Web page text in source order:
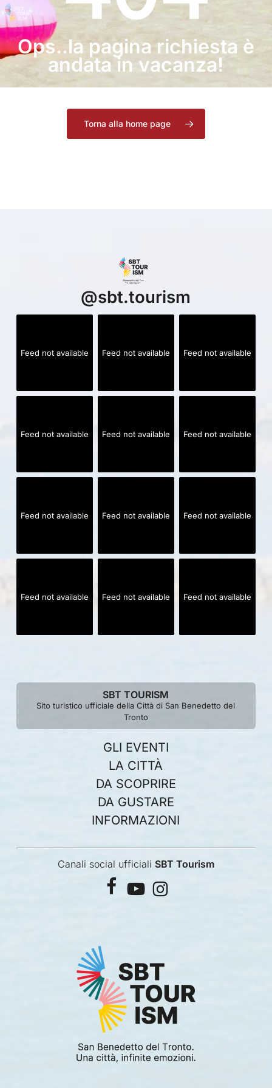
Ops..la pagina richiesta è
andata in vacanza!
Torna alla home page
@sbt.tourism
Feed not available Feed not available Feed not available
Feed not available Feed not available Feed not available
Feed not available Feed not available Feed not available
Feed not available Feed not available Feed not available
SBT TOURISM
Sito turistico ufficiale della Città di San Benedetto del
Tronto
GLI EVENTI
LA CITTÀ
DA SCOPRIRE
DA GUSTARE
INFORMAZIONI
Canali social ufficiali SBT Tourism
facebook
youtubeinstagram